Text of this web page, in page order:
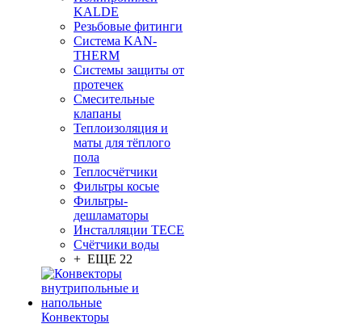
KALDE
Резьбовые фитинги
Система KAN-
THERM
Системы защиты от
протечек
Смесительные
клапаны
Теплоизоляция и
маты для тёплого
пола
Теплосчётчики
Фильтры косые
Фильтры-
дешламаторы
Инсталляции TECE
Счётчики воды
+ ЕЩЕ 22
Конвекторы